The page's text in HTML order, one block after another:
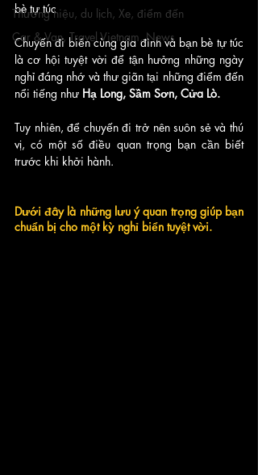
Thương hiệu, du lịch, Xe, điểm đến
Car & Van, Travel Vietnam, News
bè tự túc
Chuyến đi biển cùng gia đình và bạn bè tự túc
là cơ hội tuyệt vời để tận hưởng những ngày
nghỉ đáng nhớ và thư giãn tại những điểm đến
nổi tiếng như Hạ Long, Sầm Sơn, Cửa Lò.
Tuy nhiên, để chuyến đi trở nên suôn sẻ và thú
vị, có một số điều quan trọng bạn cần biết
trước khi khởi hành.
Dưới đây là những lưu ý quan trọng giúp bạn
chuẩn bị cho một kỳ nghỉ biển tuyệt vời.